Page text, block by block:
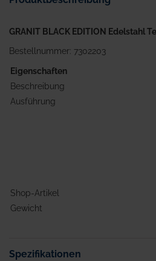
GRANIT BLACK EDITION Edelstahl
Bestellnummer: 7302203
Eigenschaften
Beschreibung
Ausführung
Shop-Artikel
Gewicht
Spezifikationen